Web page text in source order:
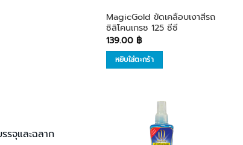
จุและฉลาก
on
the
product
page
MagicGold ขัดเคลือบเงาสีรถ
ซิลิโคนเกรซ 125 ซีซี
139.00 ฿
หยิบใส่ตะกร้า